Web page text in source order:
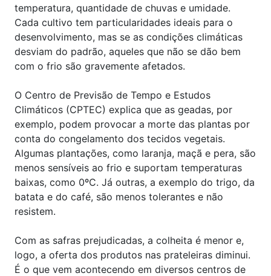
temperatura, quantidade de chuvas e umidade.
Cada cultivo tem particularidades ideais para o
desenvolvimento, mas se as condições climáticas
desviam do padrão, aqueles que não se dão bem
com o frio são gravemente afetados.
O Centro de Previsão de Tempo e Estudos
Climáticos (CPTEC) explica que as geadas, por
exemplo, podem provocar a morte das plantas por
conta do congelamento dos tecidos vegetais.
Algumas plantações, como laranja, maçã e pera, são
menos sensíveis ao frio e suportam temperaturas
baixas, como 0ºC. Já outras, a exemplo do trigo, da
batata e do café, são menos tolerantes e não
resistem.
Com as safras prejudicadas, a colheita é menor e,
logo, a oferta dos produtos nas prateleiras diminui.
É o que vem acontecendo em diversos centros de